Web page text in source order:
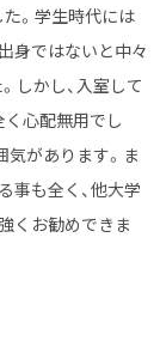
。学生時代には
身ではないと中々
しかし、入室して
く心配無用でし
気があります。ま
事も全く、他大学
くお勧めできま